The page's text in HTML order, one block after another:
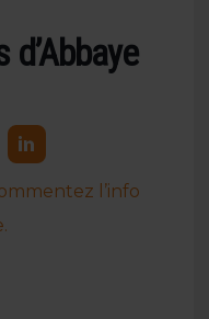
l’info